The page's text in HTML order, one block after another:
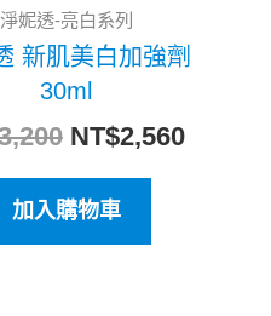
淨妮透-亮白系列
新肌美白加強劑
30ml
NT$2,560
加入購物車